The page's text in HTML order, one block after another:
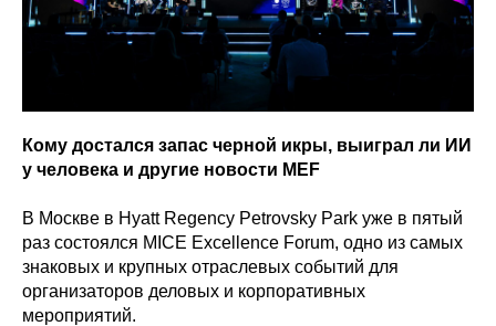
Кому достался запас черной икры, выиграл ли ИИ
у человека и другие новости MEF
В Москве в Hyatt Regency Petrovsky Park уже в пятый
раз состоялся MICE Excellence Forum, одно из самых
знаковых и крупных отраслевых событий для
организаторов деловых и корпоративных
мероприятий.